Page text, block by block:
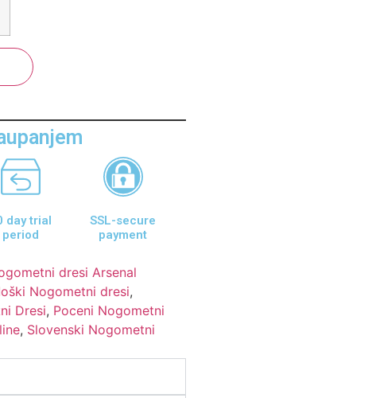
day trial
period
SSL-secure
payment
dresi Arsenal
Nogometni dresi,
Dresi, Poceni Nogometni
, Slovenski Nogometni